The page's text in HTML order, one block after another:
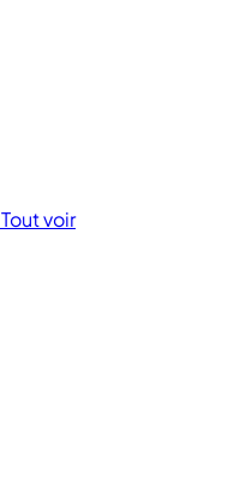
Tout voir